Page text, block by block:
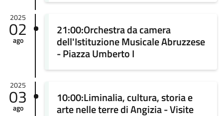
2025
02
ago
21:00:Orchestra da camera
dell'Istituzione Musicale Abruzzese
- Piazza Umberto I
2025
03
ago
10:00:Liminalia, cultura, storia e
arte nelle terre di Angizia - Visite